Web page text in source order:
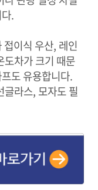
.
이식 우산, 레인
도차가 크기 때문
도 유용합니다.
글라스, 모자도 필